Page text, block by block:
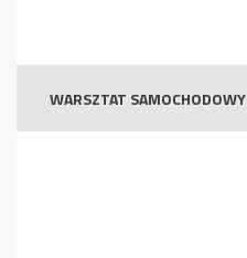
WARSZTAT SAMOCHODOWY